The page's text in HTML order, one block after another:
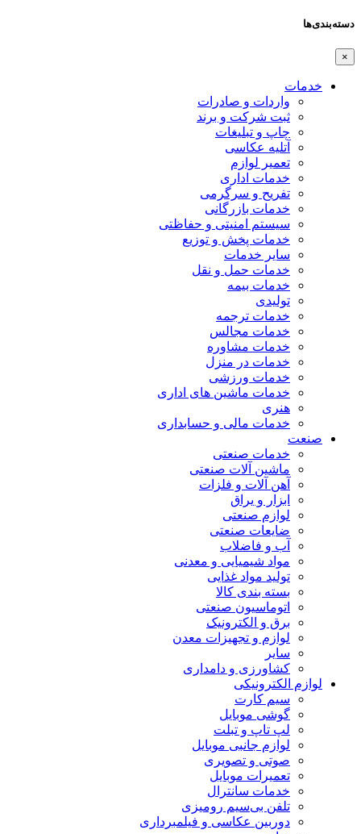
دسته‌بندی‌ها
×
خدمات
واردات و صادرات
ثبت شرکت و برند
چاپ و تبلیغات
آتلیه عکاسی
تعمیر لوازم
خدمات اداری
تفریح و سرگرمی
خدمات بازرگانی
سیستم امنیتی و حفاظتی
خدمات پخش و توزیع
سایر خدمات
خدمات حمل و نقل
خدمات بیمه
تولیدی
خدمات ترجمه
خدمات مجالس
خدمات مشاوره
خدمات در منزل
خدمات ورزشی
خدمات ماشین های اداری
هنری
خدمات مالی و حسابداری
صنعت
خدمات صنعتی
ماشین آلات صنعتی
آهن آلات و فلزات
ابزار و یراق
لوازم صنعتی
ضایعات صنعتی
آب و فاضلاب
مواد شیمیایی و معدنی
تولید مواد غذایی
بسته بندی کالا
اتوماسیون صنعتی
برق و الکترونیک
لوازم و تجهیزات معدن
سایر
کشاورزی و دامداری
لوازم الکترونیکی
سیم کارت
گوشی موبایل
لپ تاپ و تبلت
لوازم جانبی موبایل
صوتی و تصویری
تعمیرات موبایل
خدمات سانترال
تلفن بی‌سیم رومیزی
دوربین عکاسی و فیلمبرداری